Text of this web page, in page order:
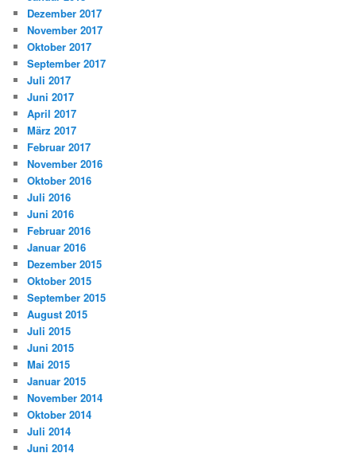
Dezember 2017
November 2017
Oktober 2017
September 2017
Juli 2017
Juni 2017
April 2017
März 2017
Februar 2017
November 2016
Oktober 2016
Juli 2016
Juni 2016
Februar 2016
Januar 2016
Dezember 2015
Oktober 2015
September 2015
August 2015
Juli 2015
Juni 2015
Mai 2015
Januar 2015
November 2014
Oktober 2014
Juli 2014
Juni 2014